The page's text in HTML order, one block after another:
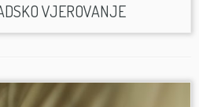
VJEROVANJE